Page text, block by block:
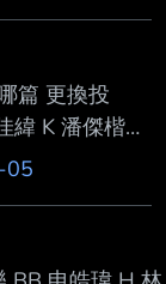
篇 更換投
緯 K 潘傑楷
05